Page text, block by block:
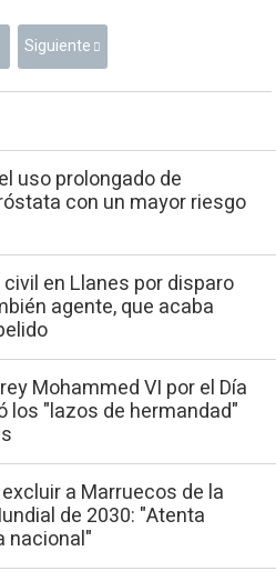
Siguiente
uso prolongado de
con un mayor riesgo
en Llanes por disparo
agente, que acaba
Mohammed VI por el Día
los "lazos de hermandad"
a Marruecos de la
de 2030: "Atenta
nacional"